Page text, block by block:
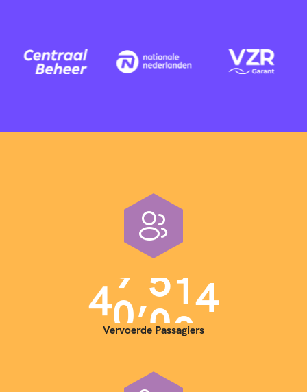
40,000
Vervoerde Passagiers